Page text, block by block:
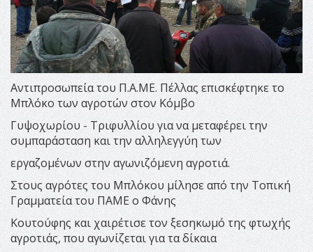
Αντιπροσωπεία του Π.Α.ΜΕ. Πέλλας επισκέφτηκε το
Μπλόκο των αγροτών στον Κόμβο
Γυψοχωρίου - Τριφυλλίου για να μεταφέρει την
συμπαράσταση και την αλληλεγγύη των
εργαζομένων στην αγωνιζόμενη αγροτιά.
Στους αγρότες του Μπλόκου μίλησε από την Τοπική
Γραμματεία του ΠΑΜΕ ο Φάνης
Κουτούφης και χαιρέτισε τον ξεσηκωμό της φτωχής
αγροτιάς, που αγωνίζεται για τα δίκαια